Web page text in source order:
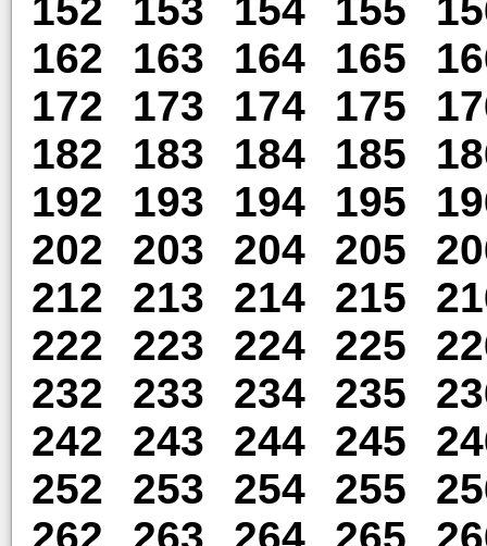
152
153 154 155
162
163 164 165
172
173 174 175
182
183 184 185
192
193 194 195
202
203 204 205
212
213 214 215
222
223 224 225
232
233 234 235
242
243 244 245
252
253 254 255
262
263 264 265